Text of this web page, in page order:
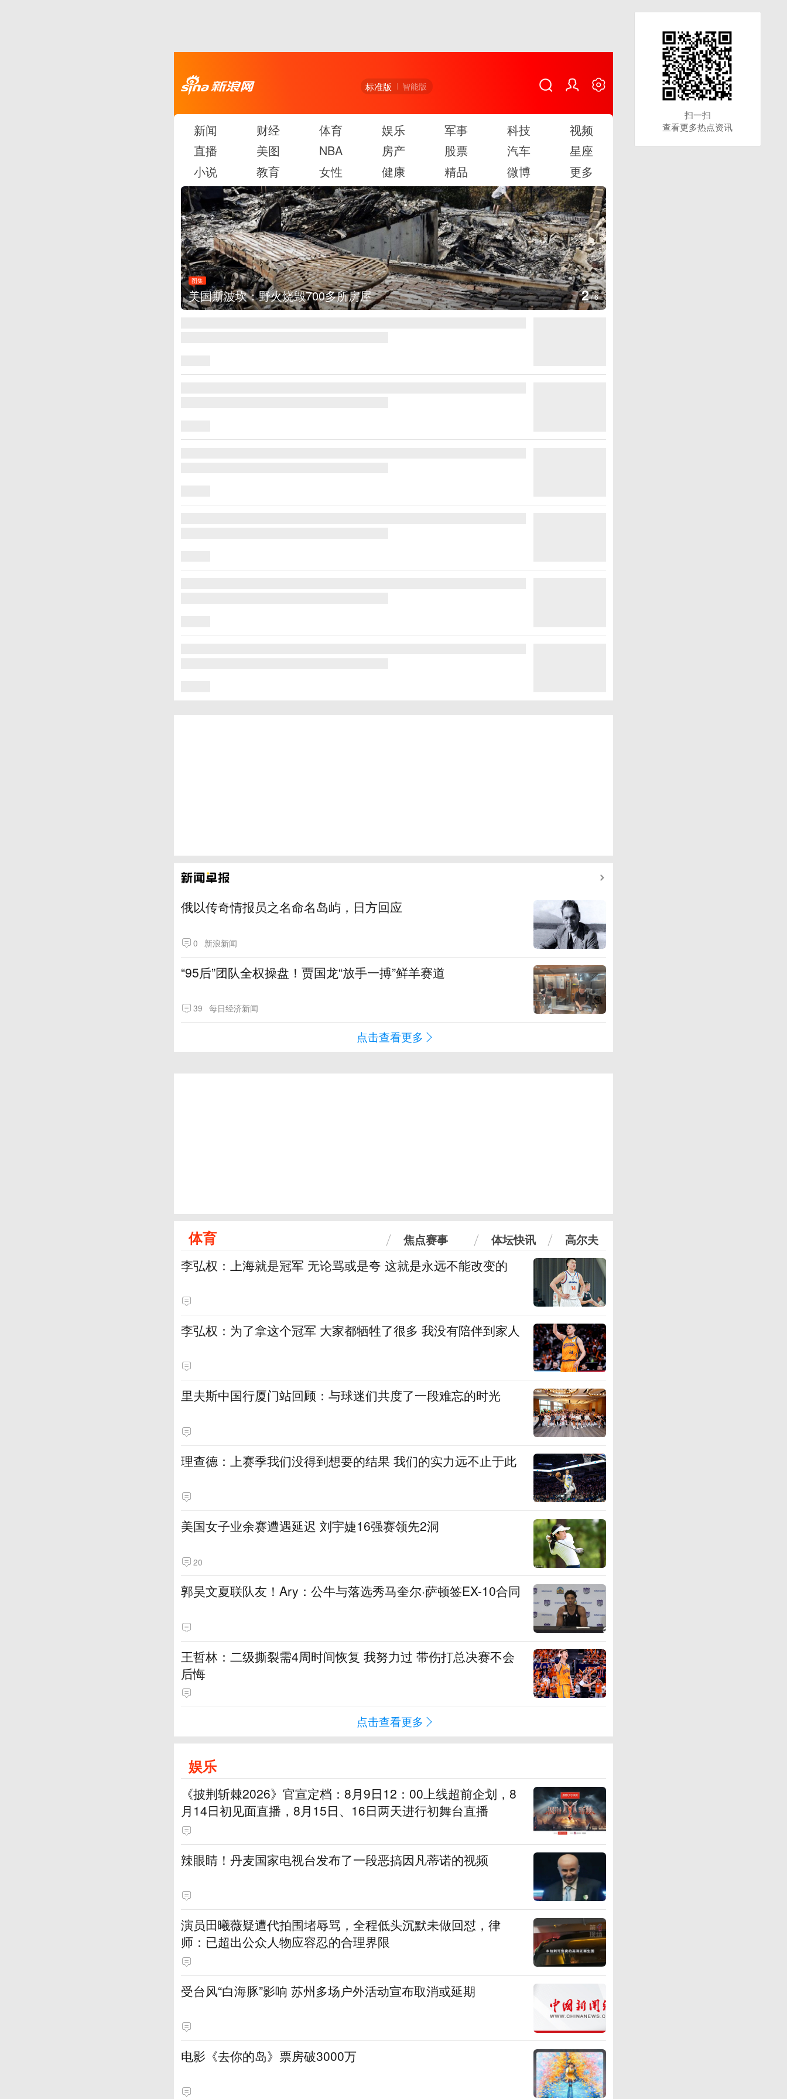
标准版 智能版
新闻 财经 体育 娱乐 军事 科技
视频
直播
美图 NBA 房产 股票 汽车
星座
小说
教育 女性 健康 精品 微博 更多
图集
叙利亚：大马士革发生爆炸 3/6
俄以传奇情报员之名命名岛屿，日方回应
0 新浪新闻
“95后”团队全权操盘！贾国龙“放手一搏”鲜羊赛道
39 每日经济新闻
点击查看更多
体育 焦点赛事 体坛快讯 高尔夫
李弘权：上海就是冠军 无论骂或是夸 这就是永远不能改变的
李弘权：为了拿这个冠军 大家都牺牲了很多 我没有陪伴到家人
里夫斯中国行厦门站回顾：与球迷们共度了一段难忘的时光
理查德：上赛季我们没得到想要的结果 我们的实力远不止于此
美国女子业余赛遭遇延迟 刘宇婕16强赛领先2洞
20
郭昊文夏联队友！Ary：公牛与落选秀马奎尔·萨顿签EX-10合同
王哲林：二级撕裂需4周时间恢复 我努力过 带伤打总决赛不会
后悔
点击查看更多
娱乐
《披荆斩棘2026》官宣定档：8月9日12：00上线超前企划，8
月14日初见面直播，8月15日、16日两天进行初舞台直播
辣眼睛！丹麦国家电视台发布了一段恶搞因凡蒂诺的视频
演员田曦薇疑遭代拍围堵辱骂，全程低头沉默未做回怼，律
师：已超出公众人物应容忍的合理界限
受台风“白海豚”影响 苏州多场户外活动宣布取消或延期
电影《去你的岛》票房破3000万
扫一扫
查看更多热点资讯
扫一扫
查看更多热点资讯